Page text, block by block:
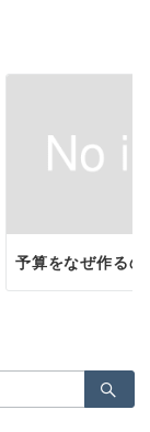
予算をなぜ作るの